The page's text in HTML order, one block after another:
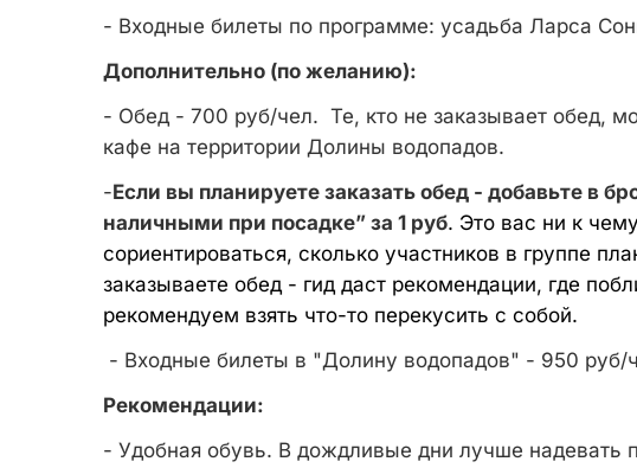
- Входные билеты по программе: усадьба Ларса
Дополнительно (по желанию):
- Обед - 700 руб/чел. Те, кто не заказывает обед,
кафе на территории Долины водопадов.
-Если вы планируете заказать обед - добавьте в
наличными при посадке” за 1 руб. Это вас ни к
сориентироваться, сколько участников в группе
заказываете обед - гид даст рекомендации, где
рекомендуем взять что-то перекусить с собой.
- Входные билеты в "Долину водопадов" - 950 руб/
Рекомендации:
- Удобная обувь. В дождливые дни лучше надевать